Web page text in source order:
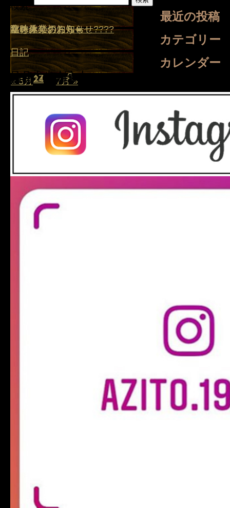
検索:
最近の投稿
盆休みのお知らせ
夏を乗り切ろう☀️
臨時休業のお知らせ????
臨時休業のお知らせ
盆休み
カテゴリー
日記
カレンダー
2014年6月
日 月 火 水 木 金 土
« 5月 7月 »
1 2 3 4 5 6 7
9 10 1213
1516 17 1920
2223 24 2627
2930